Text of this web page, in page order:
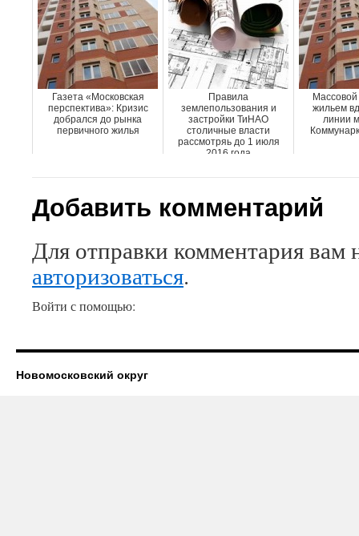
Газета «Московская
перспектива»: Кризис
добрался до рынка
первичного жилья
Правила
землепользования и
застройки ТиНАО
столичные власти
рассмотряь до 1 июля
2016 года
Массовой
жильем
линии
Добавить комментарий
Для отправки комментария вам
авторизоваться.
Войти с помощью:
Новомосковский округ